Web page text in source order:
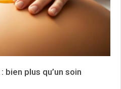
bien plus qu’un soin